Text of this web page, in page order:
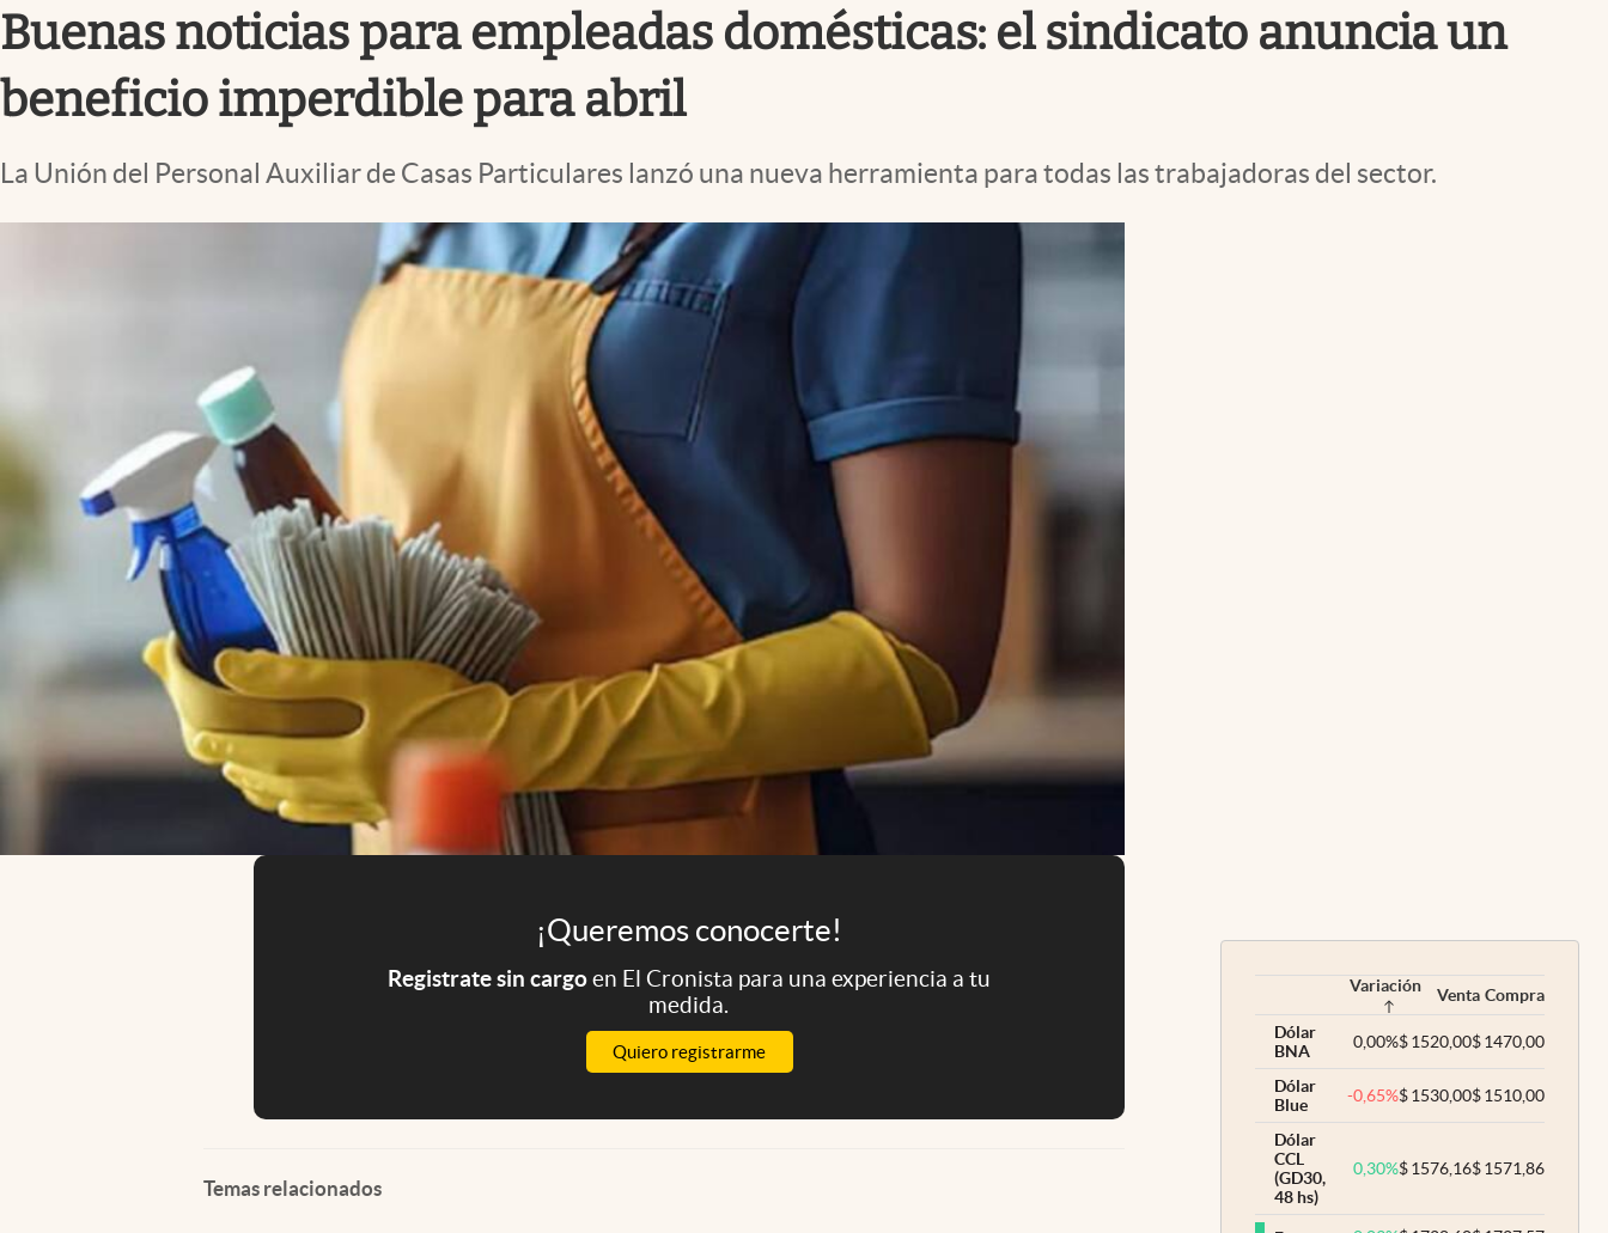
Clima
Mundial 2026
El Cronista Studio
Buenas noticias para empleadas domésticas: el sindicato anuncia un
beneficio imperdible para abril
La Unión del Personal Auxiliar de Casas Particulares lanzó una nueva herramienta para todas las trabajadoras del sector.
¡Queremos conocerte!
Registrate sin cargoen El Cronista para una experiencia a tu
medida.
Quiero registrarme
Temas relacionados
Variación Venta Compra
Dólar
BNA
0,00%$1520,00$1470,00
Dólar
Blue
-0,65%$1530,00$1510,00
Dólar
CCL
(GD30,
48 hs)
0,30%$1576,16$1571,86